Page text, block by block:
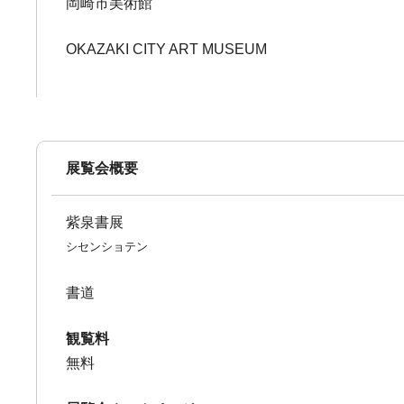
岡崎市美術館
OKAZAKI CITY ART MUSEUM
展覧会概要
紫泉書展
シセンショテン
書道
観覧料
無料